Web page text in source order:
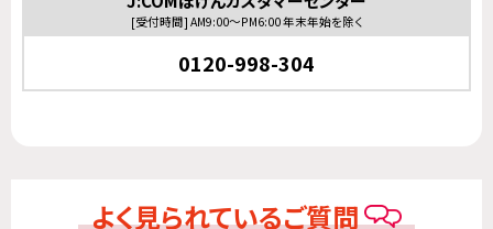
[受付時間] AM9:00～PM6:00 年末年始を除く
0120-998-304
よく見られているご質問